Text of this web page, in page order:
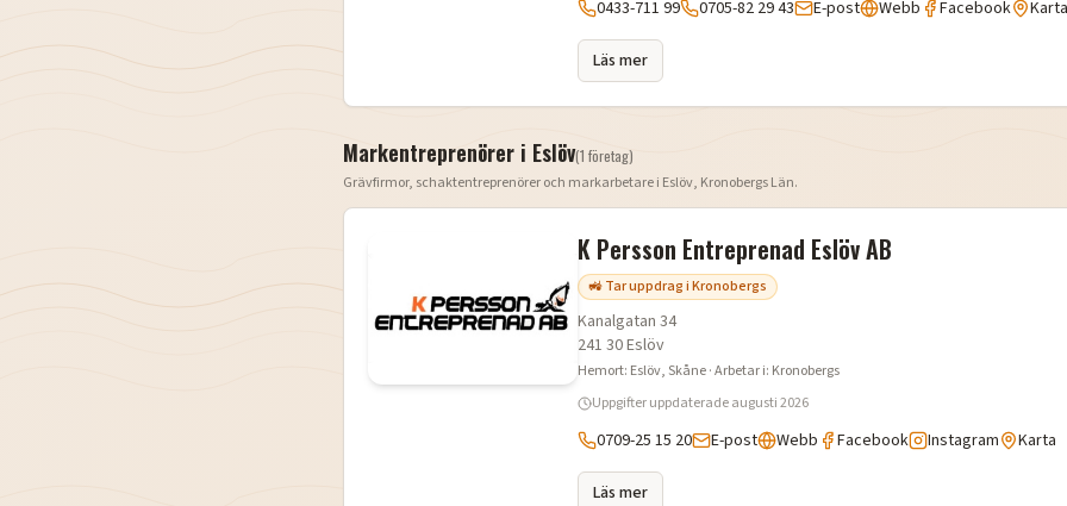
0433-711 99 0705-82 29 43 E-post Webb Facebook Karta
Läs mer
Markentreprenörer i Eslöv(1 företag)
Grävfirmor, schaktentreprenörer och markarbetare i Eslöv, Kronobergs Län.
K Persson Entreprenad Eslöv AB
🚜 Tar uppdrag i Kronobergs
Kanalgatan 34
241 30Eslöv
Hemort: Eslöv, Skåne· Arbetar i: Kronobergs
Uppgifter uppdateradeaugusti 2026
0709-25 15 20 E-post Webb Facebook Instagram Karta
Läs mer